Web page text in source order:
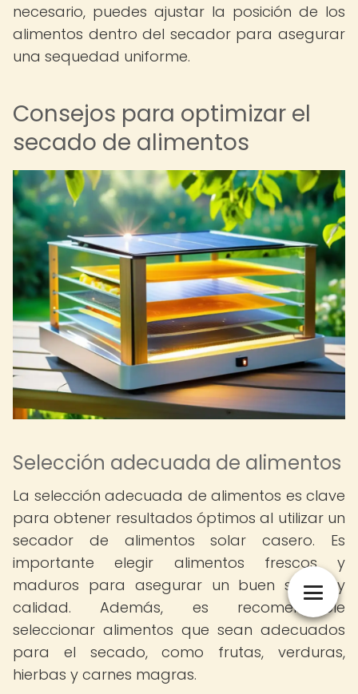
necesario, puedes ajustar la posición de los
alimentos dentro del secador para asegurar
una sequedad uniforme.
Consejos para optimizar el
secado de alimentos
Selección adecuada de alimentos
La selección adecuada de alimentos es clave
para obtener resultados óptimos al utilizar un
secador de alimentos solar casero. Es
importante elegir alimentos frescos y
maduros para asegurar un buen sabor y
calidad. Además, es recomendable
seleccionar alimentos que sean adecuados
para el secado, como frutas, verduras,
hierbas y carnes magras.